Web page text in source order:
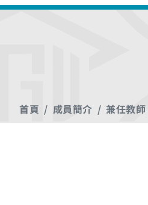
首頁 成員簡介 兼任教師